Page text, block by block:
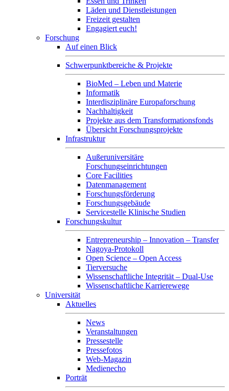
Läden und Dienstleistungen
Freizeit gestalten
Engagiert euch!
Forschung
Auf einen Blick
Schwerpunktbereiche & Projekte
BioMed – Leben und Materie
Informatik
Interdisziplinäre Europaforschung
Nachhaltigkeit
Projekte aus dem Transformationsfonds
Übersicht Forschungsprojekte
Infrastruktur
Außeruniversitäre
Forschungseinrichtungen
Core Facilities
Datenmanagement
Forschungsförderung
Forschungsgebäude
Servicestelle Klinische Studien
Forschungskultur
Entrepreneurship – Innovation – Transfer
Nagoya-Protokoll
Open Science – Open Access
Tierversuche
Wissenschaftliche Integrität – Dual-Use
Wissenschaftliche Karrierewege
Universität
Aktuelles
News
Veranstaltungen
Pressestelle
Pressefotos
Web-Magazin
Medienecho
Porträt